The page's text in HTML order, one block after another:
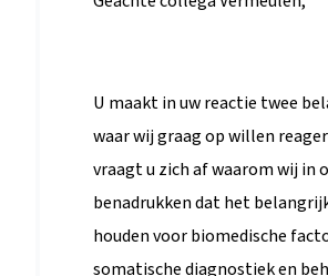
ALK
door
vermeulenrien@…
U maakt in uw reactie twee
waar wij graag op willen
vraagt u zich af waarom wij in
benadrukken dat het
houden voor biomedische
somatische diagnostiek en